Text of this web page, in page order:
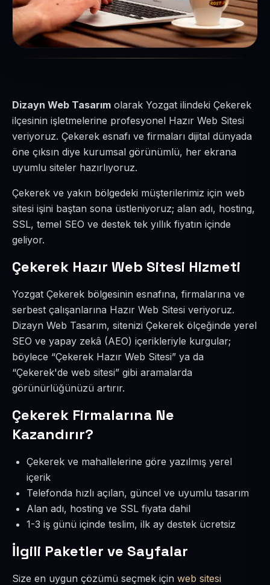
Dizayn Web Tasarım olarak Yozgat ilindeki Çekerek
ilçesinin işletmelerine profesyonel Hazır Web Sitesi
veriyoruz. Çekerek esnafı ve firmaları dijital dünyada
öne çıksın diye kurumsal görünümlü, her ekrana
uyumlu siteler hazırlıyoruz.
Çekerek ve yakın bölgedeki müşterilerimiz için web
sitesi işini baştan sona üstleniyoruz; alan adı, hosting,
SSL, temel SEO ve destek tek yıllık fiyatın içinde
geliyor.
Çekerek Hazır Web Sitesi Hizmeti
Yozgat Çekerek bölgesinin esnafına, firmalarına ve
serbest çalışanlarına Hazır Web Sitesi veriyoruz.
Dizayn Web Tasarım, sitenizi Çekerek ölçeğinde yerel
SEO ve yapay zekâ (AEO) içerikleriyle kurgular;
böylece “Çekerek Hazır Web Sitesi” ya da
“Çekerek'de web sitesi” gibi aramalarda
görünürlüğünüzü artırır.
Çekerek Firmalarına Ne
Kazandırır?
Çekerek ve mahallelerine göre yazılmış yerel
içerik
Telefonda hızlı açılan, güncel ve uyumlu tasarım
Alan adı, hosting ve SSL fiyata dahil
1-3 iş günü içinde teslim, ilk ay destek ücretsiz
İlgili Paketler ve Sayfalar
Size en uygun çözümü seçmek için web sitesi